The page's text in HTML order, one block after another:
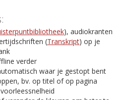
), audiokranten
(Transkript) op je
verder
waar je gestopt bent
bv. op titel of op pagina